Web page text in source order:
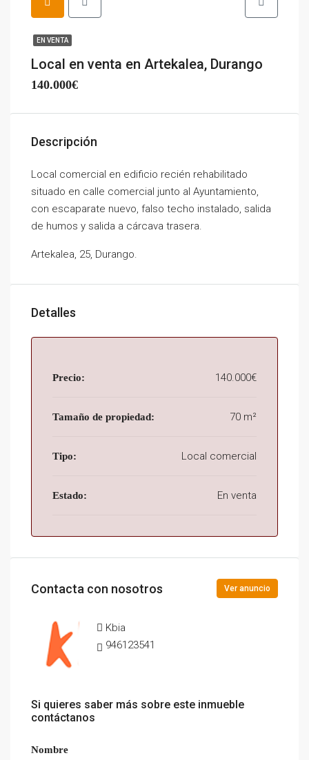
EN VENTA
Local en venta en Artekalea, Durango
140.000€
Descripción
Local comercial en edificio recién rehabilitado
situado en calle comercial junto al Ayuntamiento,
con escaparate nuevo, falso techo instalado, salida
de humos y salida a cárcava trasera.
Artekalea, 25, Durango.
Detalles
Precio: 140.000€
Tamaño de propiedad: 70 m²
Tipo: Local comercial
Estado: En venta
Contacta con nosotros Ver anuncio
Kbia
946123541
Si quieres saber más sobre este inmueble
contáctanos
Nombre